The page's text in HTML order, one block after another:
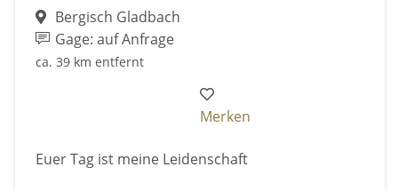
Bergisch Gladbach
Gage: auf Anfrage
ca. 39 km entfernt
Merken
Euer Tag ist meine Leidenschaft